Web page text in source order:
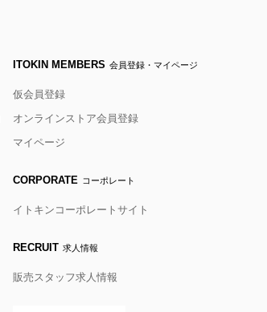
ITOKIN MEMBERS 会員登録・マイページ
仮会員登録
オンラインストア会員登録
マイページ
CORPORATE コーポレート
イトキンコーポレートサイト
RECRUIT 求人情報
販売スタッフ求人情報